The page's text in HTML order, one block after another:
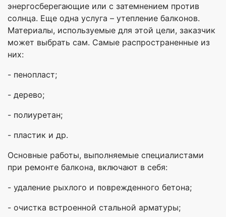
энергосберегающие или с затемнением против
солнца. Еще одна услуга – утепление балконов.
Материалы, используемые для этой цели, заказчик
может выбрать сам. Самые распространенные из
них:
- пенопласт;
- дерево;
- полиуретан;
- пластик и др.
Основные работы, выполняемые специалистами
при ремонте балкона, включают в себя:
- удаление рыхлого и поврежденного бетона;
- очистка встроенной стальной арматуры;